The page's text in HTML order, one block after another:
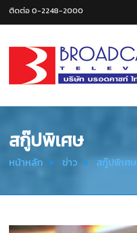
ติดต่อ 0-2248-2000
Thai
สกู๊ปพิเศษ
หน้าหลัก ข่าว สกู๊ปพิเศษ